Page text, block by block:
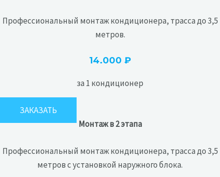
Профессиональный монтаж кондиционера, трасса до 3,5
метров.
14.000 ₽
за 1 кондиционер
ЗАКАЗАТЬ
Монтаж в 2 этапа
Профессиональный монтаж кондиционера, трасса до 3,5
метров с установкой наружного блока.